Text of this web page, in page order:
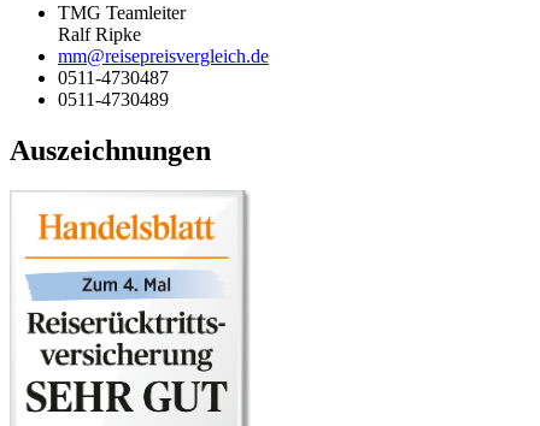
TMG Teamleiter
Ralf Ripke
mm@reisepreisvergleich.de
0511-4730487
0511-4730489
Auszeichnungen